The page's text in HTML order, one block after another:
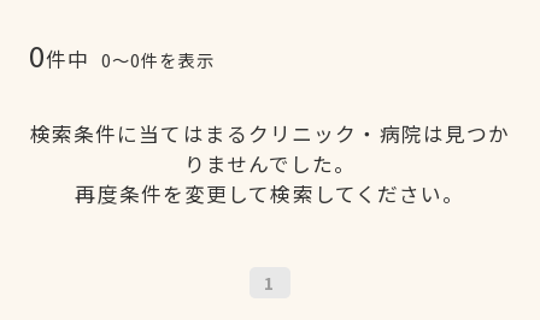
0件中 0〜0件を表示
検索条件に当てはまるクリニック・病院は見つか
りませんでした。
再度条件を変更して検索してください。
1